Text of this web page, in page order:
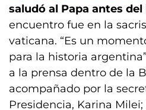
saludó al Papa antes
encuentro fue en la
vaticana. “Es un
para la historia
a la prensa dentro de la
acompañado por la
Presidencia, Karina